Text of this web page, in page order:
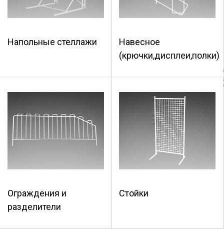
Напольные стеллажи
Навесное
(крючки,дисплеи,полки)
Ограждения и
разделители
Стойки